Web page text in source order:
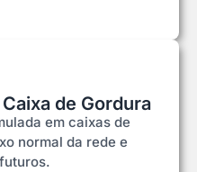
de Gordura
em caixas de
normal da rede e